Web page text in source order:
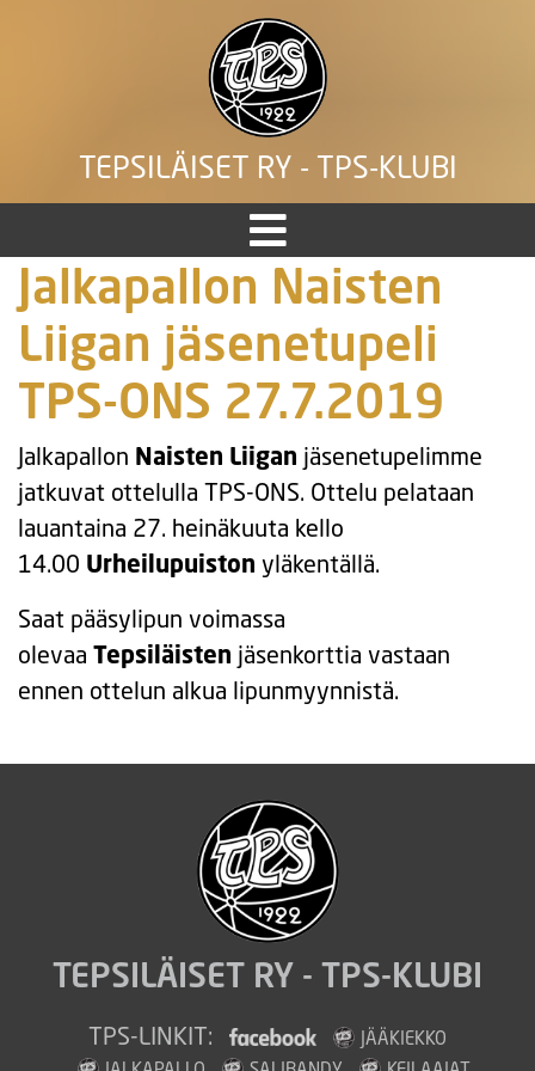
TEPSILÄISET RY - TPS-KLUBI
Jalkapallon Naisten
Liigan jäsenetupeli
TPS-ONS 27.7.2019
Jalkapallon Naisten Liigan jäsenetupelimme
jatkuvat ottelulla TPS-ONS. Ottelu pelataan
lauantaina 27. heinäkuuta kello
14.00 Urheilupuiston yläkentällä.
Saat pääsylipun voimassa
olevaa Tepsiläisten jäsenkorttia vastaan
ennen ottelun alkua lipunmyynnistä.
TEPSILÄISET RY - TPS-KLUBI
TPS-LINKIT:
JÄÄKIEKKO